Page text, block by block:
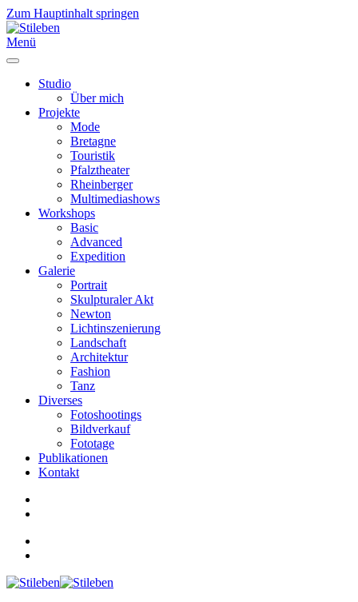
Zum Hauptinhalt springen
Menü
Studio
Über mich
Projekte
Mode
Bretagne
Touristik
Pfalztheater
Rheinberger
Multimediashows
Workshops
Basic
Advanced
Expedition
Galerie
Portrait
Skulpturaler Akt
Newton
Lichtinszenierung
Landschaft
Architektur
Fashion
Tanz
Diverses
Fotoshootings
Bildverkauf
Fototage
Publikationen
Kontakt